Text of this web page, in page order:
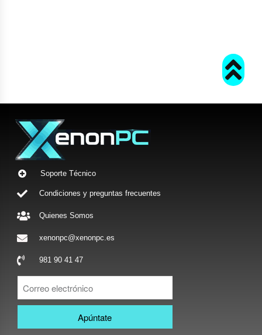
Soporte Técnico
Condiciones y preguntas frecuentes
Quienes Somos
xenonpc@xenonpc.es
981 90 41 47
Apúntate